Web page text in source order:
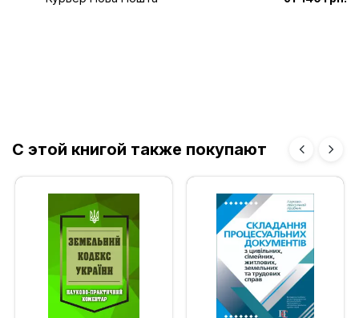
С этой книгой также покупают